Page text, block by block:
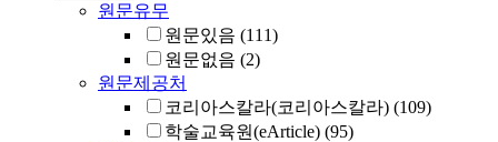
원문유무
원문있음 (111)
원문없음 (2)
원문제공처
코리아스칼라(코리아스칼라) (109)
학술교육원(eArticle) (95)